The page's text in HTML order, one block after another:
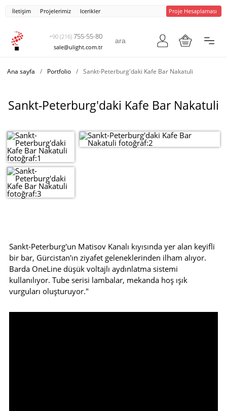
İletişim Projelerimiz Icerikler Proje Hesaplaması
+90 (216) 755-55-80
sale@ulight.com.tr
Ana sayfa / Portfolio / Sankt-Peterburg'daki Kafe Bar Nakatuli
Sankt-Peterburg'daki Kafe Bar Nakatuli
Sankt-Peterburg'un Matisov Kanalı kıyısında yer alan keyifli
bir bar, Gürcistan'ın ziyafet geleneklerinden ilham alıyor.
Barda OneLine düşük voltajlı aydınlatma sistemi
kullanılıyor. Tube serisi lambalar, mekanda hoş ışık
vurguları oluşturuyor."